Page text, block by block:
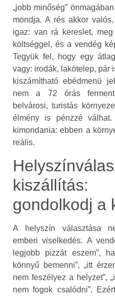
„jobb minőség”
mondja. A rés akkor
igaz: van rá kereslet,
költséggel, és a vendég
Tegyük fel, hogy egy
vagy: irodák, lakótelep, pár
kiszámítható ebédmenü
nem a 72 órás
belvárosi, turistás
élmény is pénzzé válhat.
kimondania: ebben a
reális.
gondolkodj a
A helyszín választása
emberi viselkedés. A
legjobb pizzát eszem”,
könnyű bemenni”, „itt
nem feszélyez a helyzet”,
nem fogok csalódni”.